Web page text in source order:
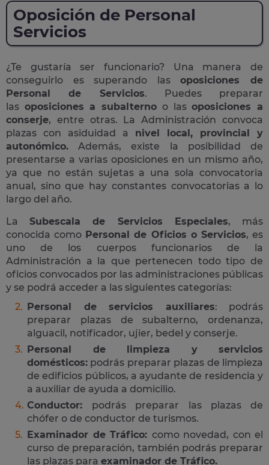
Oposición de Personal
Servicios
¿Te gustaría ser funcionario? Una manera de
conseguirlo es superando lasoposiciones de
Personal de Servicios. Puedes preparar
las oposiciones a subalterno o lasoposiciones a
conserje, entre otras. La Administración convoca
plazas con asiduidad a nivel local, provincial y
autonómico. Además, existe la posibilidad de
presentarse a varias oposiciones en un mismo año,
ya que no están sujetas a una sola convocatoria
anual, sino que hay constantes convocatorias a lo
largo del año.
LaSubescala de Servicios Especiales, más
conocida como Personal de Oficios o Servicios, es
uno de los cuerpos funcionarios de la
Administración a la que pertenecen todo tipo de
oficios convocados por las administraciones públicas
y se podrá acceder a las siguientes categorías:
Personal de servicios auxiliares: podrás
preparar plazas de subalterno, ordenanza,
alguacil, notificador, ujier, bedel y conserje.
Personal de limpieza y servicios
domésticos: podrás preparar plazas de limpieza
de edificios públicos, a ayudante de residencia y
a auxiliar de ayuda a domicilio.
Conductor: podrás preparar las plazas de
chófer o de conductor de turismos.
Examinador de Tráfico: como novedad, con el
curso de preparación, también podrás preparar
las plazas para examinador de Tráfico.